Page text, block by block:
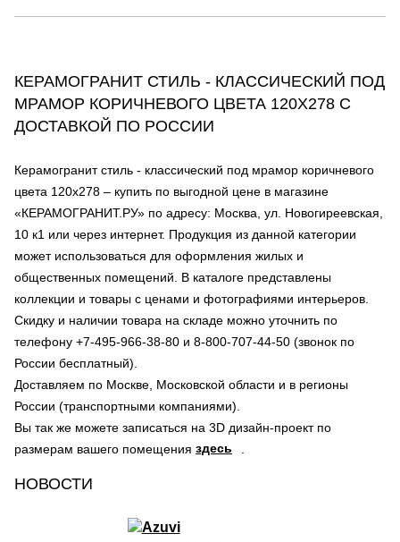
КЕРАМОГРАНИТ СТИЛЬ - КЛАССИЧЕСКИЙ ПОД
МРАМОР КОРИЧНЕВОГО ЦВЕТА 120Х278 С
ДОСТАВКОЙ ПО РОССИИ
Керамогранит стиль - классический под мрамор коричневого
цвета 120х278 – купить по выгодной цене в магазине
«КЕРАМОГРАНИТ.РУ» по адресу: Москва, ул. Новогиреевская,
10 к1 или через интернет. Продукция из данной категории
может использоваться для оформления жилых и
общественных помещений. В каталоге представлены
коллекции и товары с ценами и фотографиями интерьеров.
Скидку и наличии товара на складе можно уточнить по
телефону +7-495-966-38-80 и 8-800-707-44-50 (звонок по
России бесплатный).
Доставляем по Москве, Московской области и в регионы
России (транспортными компаниями).
Вы так же можете записаться на 3D дизайн-проект по
размерам вашего помещения здесь
НОВОСТИ